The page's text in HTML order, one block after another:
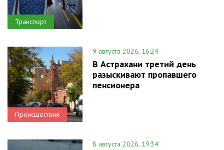
Транспорт
Происшествия
9 августа 2026, 16:24
В Астрахани третий день
разыскивают пропавшего
пенсионера
8 августа 2026, 19:34